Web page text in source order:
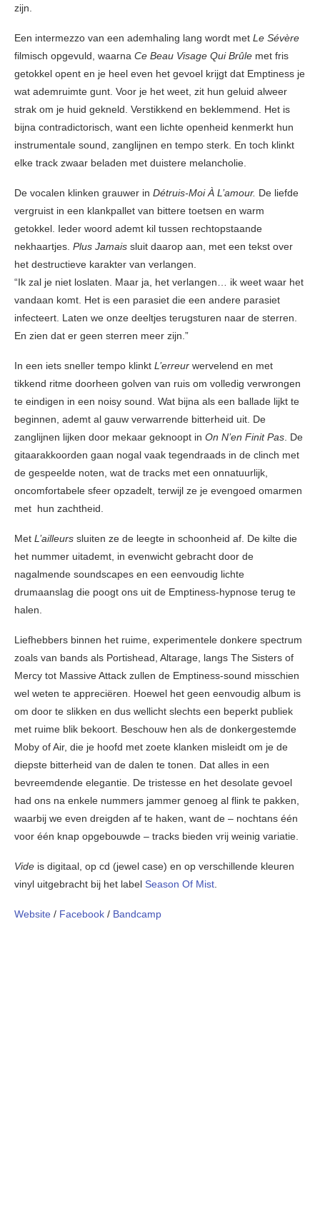
zijn.
Een intermezzo van een ademhaling lang wordt met Le Sévère
filmisch opgevuld, waarna Ce Beau Visage Qui Brûle met fris
getokkel opent en je heel even het gevoel krijgt dat Emptiness je
wat ademruimte gunt. Voor je het weet, zit hun geluid alweer
strak om je huid gekneld. Verstikkend en beklemmend. Het is
bijna contradictorisch, want een lichte openheid kenmerkt hun
instrumentale sound, zanglijnen en tempo sterk. En toch klinkt
elke track zwaar beladen met duistere melancholie.
De vocalen klinken grauwer in Détruis‐Moi À L’amour. De liefde
vergruist in een klankpallet van bittere toetsen en warm
getokkel. Ieder woord ademt kil tussen rechtopstaande
nekhaartjes. Plus Jamais sluit daarop aan, met een tekst over
het destructieve karakter van verlangen.
“Ik zal je niet loslaten. Maar ja, het verlangen… ik weet waar het
vandaan komt. Het is een parasiet die een andere parasiet
infecteert. Laten we onze deeltjes terugsturen naar de sterren.
En zien dat er geen sterren meer zijn.”
In een iets sneller tempo klinkt L’erreur wervelend en met
tikkend ritme doorheen golven van ruis om volledig verwrongen
te eindigen in een noisy sound. Wat bijna als een ballade lijkt te
beginnen, ademt al gauw verwarrende bitterheid uit. De
zanglijnen lijken door mekaar geknoopt in On N’en Finit Pas. De
gitaarakkoorden gaan nogal vaak tegendraads in de clinch met
de gespeelde noten, wat de tracks met een onnatuurlijk,
oncomfortabele sfeer opzadelt, terwijl ze je evengoed omarmen
met hun zachtheid.
Met L’ailleurs sluiten ze de leegte in schoonheid af. De kilte die
het nummer uitademt, in evenwicht gebracht door de
nagalmende soundscapes en een eenvoudig lichte
drumaanslag die poogt ons uit de Emptiness-hypnose terug te
halen.
Liefhebbers binnen het ruime, experimentele donkere spectrum
zoals van bands als Portishead, Altarage, langs The Sisters of
Mercy tot Massive Attack zullen de Emptiness-sound misschien
wel weten te appreciëren. Hoewel het geen eenvoudig album is
om door te slikken en dus wellicht slechts een beperkt publiek
met ruime blik bekoort. Beschouw hen als de donkergestemde
Moby of Air, die je hoofd met zoete klanken misleidt om je de
diepste bitterheid van de dalen te tonen. Dat alles in een
bevreemdende elegantie. De tristesse en het desolate gevoel
had ons na enkele nummers jammer genoeg al flink te pakken,
waarbij we even dreigden af te haken, want de – nochtans één
voor één knap opgebouwde – tracks bieden vrij weinig variatie.
Vide is digitaal, op cd (jewel case) en op verschillende kleuren
vinyl uitgebracht bij het label Season Of Mist.
Website / Facebook / Bandcamp